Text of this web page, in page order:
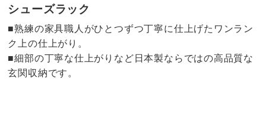
シューズラック
■熟練の家具職人がひとつずつ丁寧に仕上げたワンラン
ク上の仕上がり。
■細部の丁寧な仕上がりなど日本製ならではの高品質な
玄関収納です。